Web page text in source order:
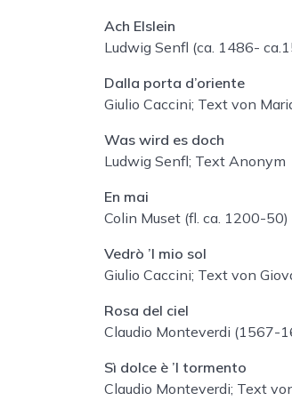
Ach Elslein
Ludwig Senfl (ca. 1486-
Dalla porta d’oriente
Giulio Caccini; Text von
Was wird es doch
Ludwig Senfl; Text Anonym
En mai
Colin Muset (fl. ca. 1200-
Vedrò ’l mio sol
Giulio Caccini; Text von
Rosa del ciel
Claudio Monteverdi (1567-
Sì dolce è ’l tormento
Claudio Monteverdi; Text